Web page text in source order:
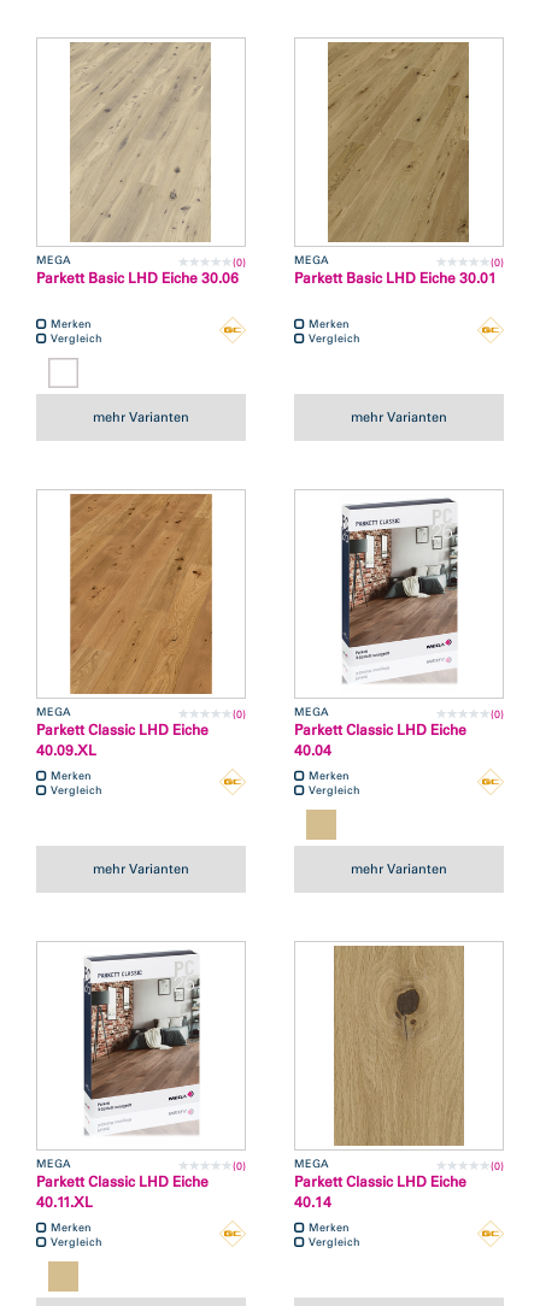
MEGA (0)
Parkett Basic LHD Eiche 30.06
Merken
Vergleich
mehr Varianten
MEGA (0)
Parkett Basic LHD Eiche 30.01
Merken
Vergleich
mehr Varianten
MEGA (0)
Parkett Classic LHD Eiche
40.09.XL
Merken
Vergleich
mehr Varianten
MEGA (0)
Parkett Classic LHD Eiche
40.04
Merken
Vergleich
mehr Varianten
MEGA (0)
Parkett Classic LHD Eiche
40.11.XL
Merken
Vergleich
MEGA (0)
Parkett Classic LHD Eiche
40.14
Merken
Vergleich